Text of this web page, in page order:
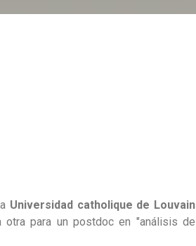
Universidad catholique de Louvain
para un postdoc en "análisis de